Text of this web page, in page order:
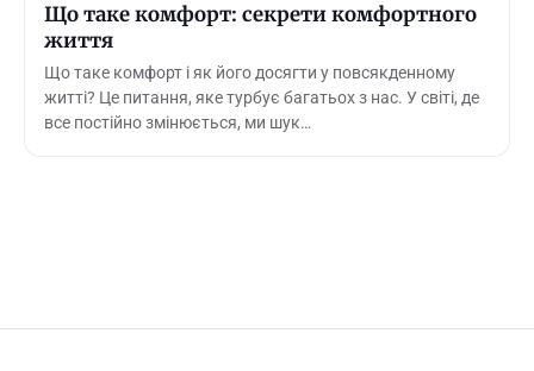
Що таке комфорт: секрети комфортного
життя
Що таке комфорт і як його досягти у повсякденному
житті? Це питання, яке турбує багатьох з нас. У світі, де
все постійно змінюється, ми шук…